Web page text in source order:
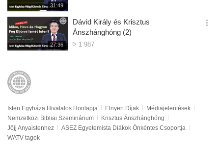
재
생
시
간
31:49
기
재
생
27:36
Dávid Király és Krisztus
Ánszhánghóng (2)
Megtekintések
1 987
옵
Isten Egyháza Hivatalos Honlapja Elnyert Díjak
Médiajelentések
Nemzetközi Bibliai Szeminárium
Krisztus Ánszhánghóng
Jöjj Anyaistenhez
ASEZ Egyetemista Diákok Önkéntes Csoportja
WATV tagok